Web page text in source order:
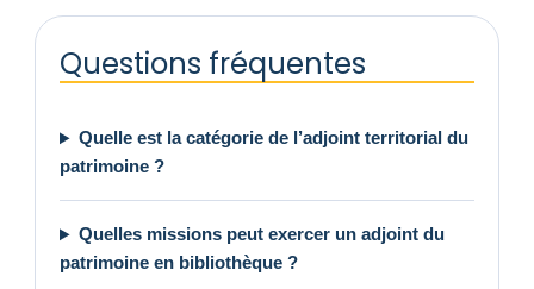
Questions fréquentes
Quelle est la catégorie de l’adjoint territorial du
patrimoine ?
Quelles missions peut exercer un adjoint du
patrimoine en bibliothèque ?